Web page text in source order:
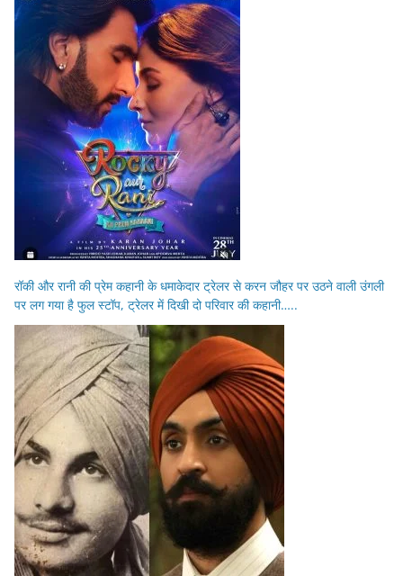
रॉकी और रानी की प्रेम कहानी के धमाकेदार ट्रेलर से करन जौहर पर उठने वाली उंगली
पर लग गया है फुल स्टॉप, ट्रेलर में दिखी दो परिवार की कहानी…..